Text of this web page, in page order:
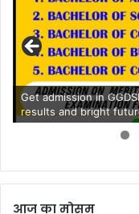
Get admission in
results and bright
आज का मोसम